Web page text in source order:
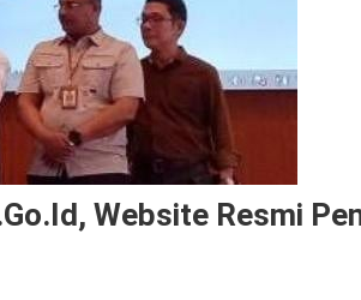
Website Resmi